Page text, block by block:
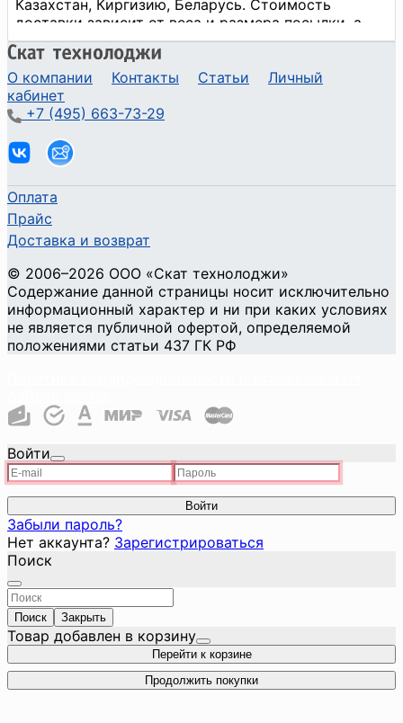
О компании Контакты Статьи
Личный
кабинет
+7 (495) 663-73-29
Оплата
Прайс
Доставка и возврат
© 2006–2026 ООО «Скат технолоджи»
Содержание данной страницы носит исключительно
информационный характер и ни при каких условиях
не является публичной офертой, определяемой
положениями статьи 437 ГК РФ
Войти
Войти
Забыли пароль?
Нет аккаунта? Зарегистрироваться
Поиск
Поиск Закрыть
Товар добавлен в корзину
Перейти к корзине
Продолжить покупки